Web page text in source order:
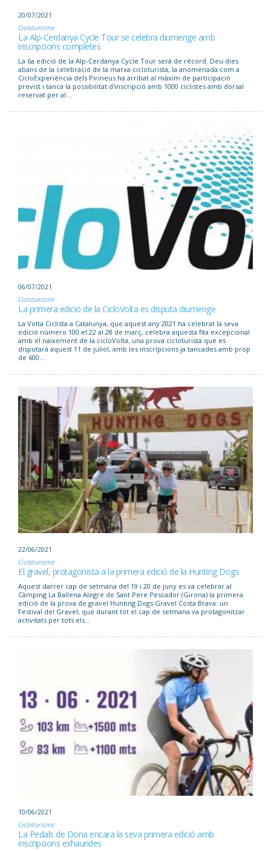
20/07/2021
Cicloturisme
La Alp-Cerdanya Cycle Tour se celebra diumenge amb
inscripcions completes
La 6a edició de la Alp-Cerdanya Cycle Tour serà de rècord. Deu dies
abans de la celebració de la marxa cicloturista, la anomenada com a
CicloExperiència dels Pirineus ha arribat al màxim de participació
previst i tanca la possibilitat d'inscripció amb 1000 ciclistes amb dorsal
reservat per al...
06/07/2021
Cicloturisme
La primera edició de la CicloVolta es disputa diumenge
La Volta Ciclista a Catalunya, que aquest any 2021 ha celebrat la seva
edició número 100 el 22 al 28 de març, celebra aquesta fita excepcional
amb el naixement de la cicloVolta, una prova cicloturista que es
disputarà aquest 11 de juliol, amb les inscripcions ja tancades amb prop
de 600...
22/06/2021
Cicloturisme
El gravel, protagonista a la primera edició de la Hunting Dogs
Aquest darrer cap de setmana del 19 i 20 de juny es va celebrar al
Càmping La Ballena Alegre de Sant Pere Pescador (Girona) la primera
edició de la prova de gravel Hunting Dogs Gravel Costa Brava: un
Festival del Gravel, que durant tot el cap de setmana va protagonitzar
activitats per tots els...
10/06/2021
Cicloturisme
La Pedals de Dona encara la seva primera edició amb
inscripcions exhaurides